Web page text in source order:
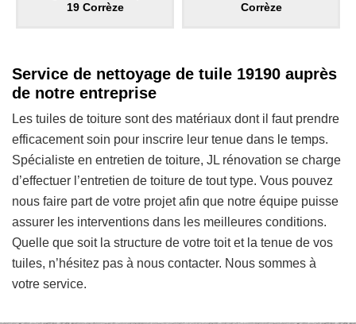
19 Corrèze
Corrèze
Service de nettoyage de tuile 19190 auprès
de notre entreprise
Les tuiles de toiture sont des matériaux dont il faut prendre
efficacement soin pour inscrire leur tenue dans le temps.
Spécialiste en entretien de toiture, JL rénovation se charge
d’effectuer l’entretien de toiture de tout type. Vous pouvez
nous faire part de votre projet afin que notre équipe puisse
assurer les interventions dans les meilleures conditions.
Quelle que soit la structure de votre toit et la tenue de vos
tuiles, n’hésitez pas à nous contacter. Nous sommes à
votre service.